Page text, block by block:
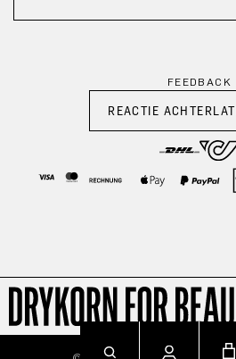
FEEDBACK
REACTIE